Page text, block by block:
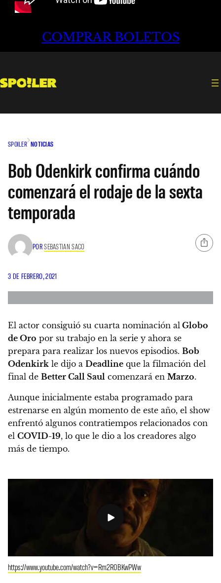
COMPRAR BOLETOS
SPOILER NOTICIAS
Bob Odenkirk confirma cuándo
comenzará el rodaje de la sexta
temporada
PORSEBASTIAN SACO
3 DE FEBRERO, 2021
El actor consiguió su cuarta nominación al Globo
de Oro por su trabajo en la serie y ahora se
prepara para realizar los nuevos episodios. Bob
Odenkirk le dijo a Deadline que la filmación del
final de Better Call Saul comenzará en Marzo.
Aunque inicialmente estaba programado para
estrenarse en algún momento de este año, el show
enfrentó algunos contratiempos relacionados con
el COVID-19, lo que le dio a los creadores algo
más de tiempo.
https://www.youtube.com/watch?v=Rm2R0BKwPWw